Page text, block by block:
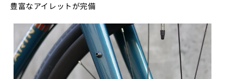
豊富なアイレットが完備